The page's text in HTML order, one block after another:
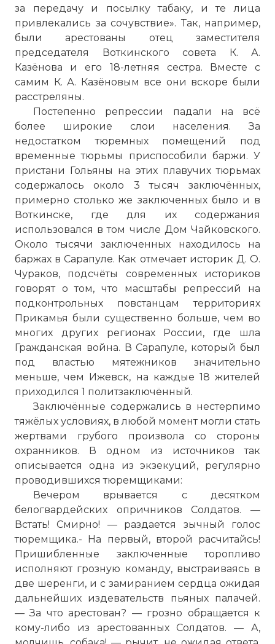
за передачу и посылку табаку, и те лица
привлекались за сочувствие». Так, например,
были арестованы отец заместителя
председателя Воткинского совета К. А.
Казёнова и его 18-летняя сестра. Вместе с
самим К. А. Казёновым все они вскоре были
расстреляны.
Постепенно репрессии падали на всё
более широкие слои населения. За
недостатком тюремных помещений под
временные тюрьмы приспособили баржи. У
пристани Гольяны на этих плавучих тюрьмах
содержалось около 3 тысяч заключённых,
примерно столько же заключенных было и в
Воткинске, где для их содержания
использовался в том числе Дом Чайковского.
Около тысячи заключенных находилось на
баржах в Сарапуле. Как отмечает историк Д. О.
Чураков, подсчёты современных историков
говорят о том, что масштабы репрессий на
подконтрольных повстанцам территориях
Прикамья были существенно больше, чем во
многих других регионах России, где шла
Гражданская война. В Сарапуле, который был
под властью мятежников значительно
меньше, чем Ижевск, на каждые 18 жителей
приходился 1 политзаключённый.
Заключённые содержались в нестерпимо
тяжёлых условиях, в любой момент могли стать
жертвами грубого произвола со стороны
охранников. В одном из источников так
описывается одна из экзекуций, регулярно
проводившихся тюремщиками:
Вечером врывается с десятком
белогвардейских опричников Солдатов. —
Встать! Смирно! — раздается зычный голос
тюремщика.- На первый, второй расчитайсь!
Пришибленные заключенные торопливо
исполняют грозную команду, выстраиваясь в
две шеренги, и с замиранием сердца ожидая
дальнейших издевательств пьяных палачей.
— За что арестован? — грозно обращается к
кому-либо из арестованных Солдатов. — А,